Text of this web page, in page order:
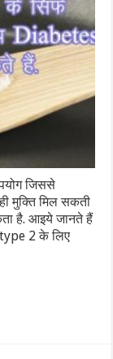
जिससे
मुक्ति मिल सकती
है. आइये जानते हैं
2 के लिए